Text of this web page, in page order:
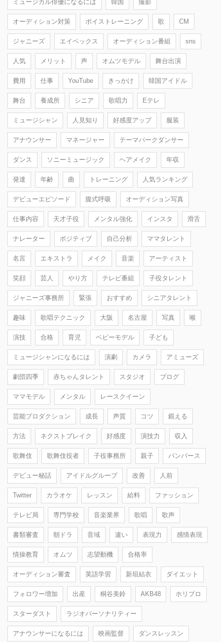
ミュージカル俳優になるには 韓国 撮影
オーディション対策 ボイストレーニング 歌 CM
ジャニーズ エイベックス オーディション番組 sns
人気 メリット 声 オムツモデル 舞台出演
費用 仕事 YouTube きっかけ 韓国アイドル
舞台 養成所 シニア 歌唱力 Eテレ
ミュージシャン 人見知り 好感度アップ 服装
アナウンサー マネージャー テーマパークダンサー
ダンス ソニーミュージック ヘアメイク 年収
発達 年齢 曲 トレーニング 人気ランキング
デビューエピソード 腹式呼吸 オーディション写真
仕事内容 天才子役 メンタル強化 インスタ 滑舌
ナレーター ポジティブ 自己分析 ママタレント
名言 エキストラ メイク 音楽 アーティスト
笑顔 芸人 やり方 テレビ番組 子役タレント
ジャニーズ事務所 緊張 おすすめ シニアタレント
趣味 歌唱テクニック 大阪 名古屋 写真 喉
演技 合格 育児 ベビーモデル 子ども
ミュージシャンになるには 演劇 カメラ アミューズ
劇団四季 赤ちゃんタレント スタジオ ブログ
ママモデル メンタル レースクイーン
芸能プロダクション 成長 声質 コツ 鍛える
方法 ネクストブレイク 好感度 演技力 収入
歌舞伎 歌舞伎役者 子役事務所 親子 パンパース
デビュー秘話 アイドルグループ 改善 人前
Twitter カラオケ レッスン 給料 ファッション
テレビ局 専門学校 音楽業界 歌唱 歌声
書類審査 朝ドラ 音域 違い 表現力 感情表現
情操教育 オムツ 志望動機 合格率
オーディション審査 英語学習 新垣結衣 ダイエット
フォロワー増加 出産 桐谷美鈴 AKB48 ホリプロ
スターダスト ラジオパーソナリティー
アナウンサーになるには 映画監督 ダンスレッスン